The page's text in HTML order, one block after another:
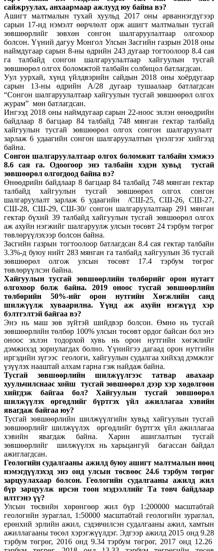
сайжруулах, анхаармаар ажлууд юу байна вэ?
Ашигт малтмалын тухай хуульд 2017 оны арваннэгдүгээр
сарын 17-нд нэмэлт өөрчлөлт орж ашигт малтмалын тусгай
зөвшөөрлийг зөвхөн сонгон шалгаруулалтаар олгохоор
болсон. Үүний дагуу Монгол Улсын Засгийн газрын 2018 оны
наймдугаар сарын 8-ны өдрийн 243 дугаар тогтоолоор 8.4 сая
га талбайд сонгон шалгаруулалтаар хайгуулын тусгай
зөвшөөрөл олгох боломжтой талбайн солбицол батлагдсан.
Уул уурхай, хүнд үйлдвэрийн сайдын 2018 оны хоёрдугаар
сарын 13-ны өдрийн А/28 дугаар тушаалаар батлагдсан
“Сонгон шалгаруулалтаар хайгуулын тусгай зөвшөөрөл олгох
журам” мөн батлагдсан.
Ингээд 2018 оны наймдугаар сарын 22-ноос эхлэн өнөөдрийн
байдлаар 8 багцаар 84 талбайд 748 мянган гектар талбайд
хайгуулын тусгай зөвшөөрөл олгох сонгон шалгаруулалт
зарлаж 6 удаагийн сонгон шалгаруулалтын үнэлгээг хийгээд
байна.
Сонгон шалгаруулалтаар олгох боломжит талбайн хэмжээ
8.6 сая га. Одоогоор энэ талбайн хэдэн хувьд тусгай
зөвшөөрөл олгогдоод байна вэ?
Өнөөдрийн байдлаар 8 багцаар 84 талбайд 748 мянган гектар
талбайд хайгуулын тусгай зөвшөөрөл олгох сонгон
шалгаруулалт зарлаж 6 удаагийн /СШ-25, СШ-26, СШ-27,
СШ-28, СШ-29, СШ-30/ сонгон шалгаруулалтаар 291 мянган
гектар бүхий 39 талбайд хайгуулын тусгай зөвшөөрөл олгох
аж ахуйн нэгжийг шалгаруулж улсын төсөвт 24 тэрбум төгрөг
төвлөрүүлэхээр болсон байна.
Засгийн газрын тогтоолоор батлагдсан 8.4 сая гектар талбайн
3.3%-д буюу нийт 283 мянган га талбайд хайгуулын 36 тусгай
зөвшөөрөл олгож улсын төсөвт 17.4 тэрбум төгрөг
төвлөрүүлсэн байна.
Хайгуулын тусгай зөвшөөр­лийн төлбөрийг орон нутагт
олгохоор болж байна. 2019 оноос тусгай зөвшөөрлийн
төлбөрийн 50%-ийг орон нутгийн Хөгжлийн санд
шилжүүлж хуваарилна. Үүнд аж ахуйн нэгжүүд хэр
бэлтгэлтэй байгаа вэ?
Энэ нь маш зөв зүйтэй шийдвэр болсон. Өмнө нь тусгай
зөвшөөрлийн төлбөр 100% улсын төсөвт ордог байсан бол энэ
оноос эхлэн тодорхой хувь нь орон нутгийн хөгжлийг
дэмжихэд зориулагдах болно. Үүнийгээ дагаад орон нутгийн
иргэдийн зүгээс геологи, хайгуулын судалгаа хийхэд дэмжлэг
үзүүлэх нааштай алхам гарна гэж найдаж байна.
Тусгай зөвшөөрлийн шилжүүлгээс татвар авахаар
хуульчилснаас хойш тусгай зөвшөөрөл дээр хэр хөдөлгөөн
хийгдэж байгаа бол? Хайгуулын тусгай зөвшөөрөл
шилжүүлэх өргөдлийг бүртгэх үйл ажиллагаа хэвийн
явагдаж байгаа юу?
Тусгай зөвшөөрлийн шилжүүлгийн хувьд хайгуулын тусгай
зөвшөөрлийг шилжүүлэх өргөдлийг бүртгэх үйл ажиллагаа
хэвийн явагдаж байна. Харин ашиглалтын тусгай
зөвшөөрлийг шилжүүлэх нь харьцангуй багассан байдал
ажиглагдсан.
Геологийн судалгааны ажилд буюу ашигт малтмалын нөөц
нэмэгдүүлэхэд энэ онд улсын төсвөөс 24.6 тэрбум төгрөг
зарцуулахаар болсон. Геологийн судалгааны ажилд жил
бүр зарцуулж ирсэн тоон мэдээллийг Та товч байдлаар
илтгэнэ үү?
Улсын төсвийн хөрөнгөөр жил бүр 1:200000 масштабтай
геологийн зураглал, 1:50000 масштабтай геологийн зураглал,
ерөнхий эрлийн ажил, сэдэвчилсэн судалгааны ажил, хамтын
ажиллагааны төсөл хэрэгжүүлдэг. Эдгээр ажилд 2015 онд 9.28
тэрбум төгрөг, 2016 онд 9.34 тэрбум төгрөг, 2017 онд 12.26